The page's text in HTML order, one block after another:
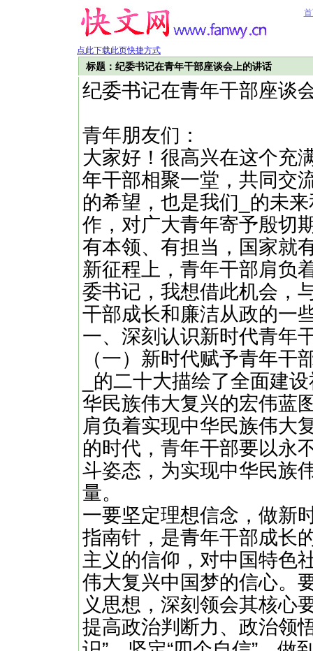
点此下载此页快捷方式
标题：纪委书记在青年干部座谈会上的讲话
纪委书记在青年干部座谈
青年朋友们：
大家好！很高兴在这个充
年干部相聚一堂，共同交
的希望，也是我们_的未
作，对广大青年寄予殷切
有本领、有担当，国家就
新征程上，青年干部肩负
委书记，我想借此机会，
干部成长和廉洁从政的一
一、深刻认识新时代青年
（一）新时代赋予青年干
_的二十大描绘了全面建
华民族伟大复兴的宏伟蓝
肩负着实现中华民族伟大
的时代，青年干部要以永
斗姿态，为实现中华民族
量。
一要坚定理想信念，做新
指南针，是青年干部成长
主义的信仰，对中国特色
伟大复兴中国梦的信心。
义思想，深刻领会其核心
提高政治判断力、政治领